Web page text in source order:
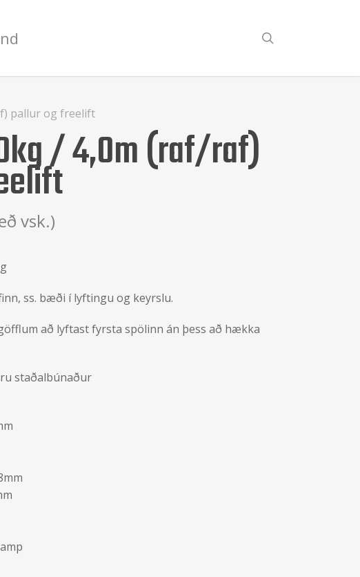
pallur og freelift
/ 4,0m (raf/raf)
vsk.)
ss. bæði í lyftingu og keyrslu.
að lyftast fyrsta spölinn án þess að hækka
staðalbúnaður